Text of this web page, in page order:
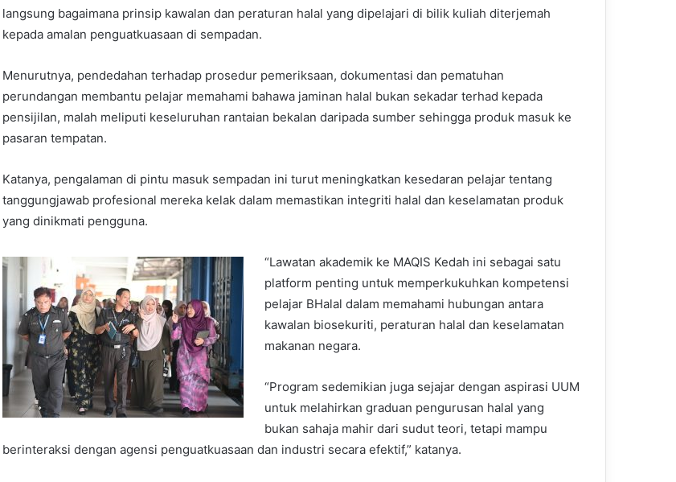
langsung bagaimana prinsip kawalan dan peraturan halal yang dipelajari di bilik kuliah diterjemah
kepada amalan penguatkuasaan di sempadan.
Menurutnya, pendedahan terhadap prosedur pemeriksaan, dokumentasi dan pematuhan
perundangan membantu pelajar memahami bahawa jaminan halal bukan sekadar terhad kepada
pensijilan, malah meliputi keseluruhan rantaian bekalan daripada sumber sehingga produk masuk ke
pasaran tempatan.
Katanya, pengalaman di pintu masuk sempadan ini turut meningkatkan kesedaran pelajar tentang
tanggungjawab profesional mereka kelak dalam memastikan integriti halal dan keselamatan produk
yang dinikmati pengguna.
“Lawatan akademik ke MAQIS Kedah ini sebagai satu
platform penting untuk memperkukuhkan kompetensi
pelajar BHalal dalam memahami hubungan antara
kawalan biosekuriti, peraturan halal dan keselamatan
makanan negara.
“Program sedemikian juga sejajar dengan aspirasi UUM
untuk melahirkan graduan pengurusan halal yang
bukan sahaja mahir dari sudut teori, tetapi mampu
berinteraksi dengan agensi penguatkuasaan dan industri secara efektif,” katanya.